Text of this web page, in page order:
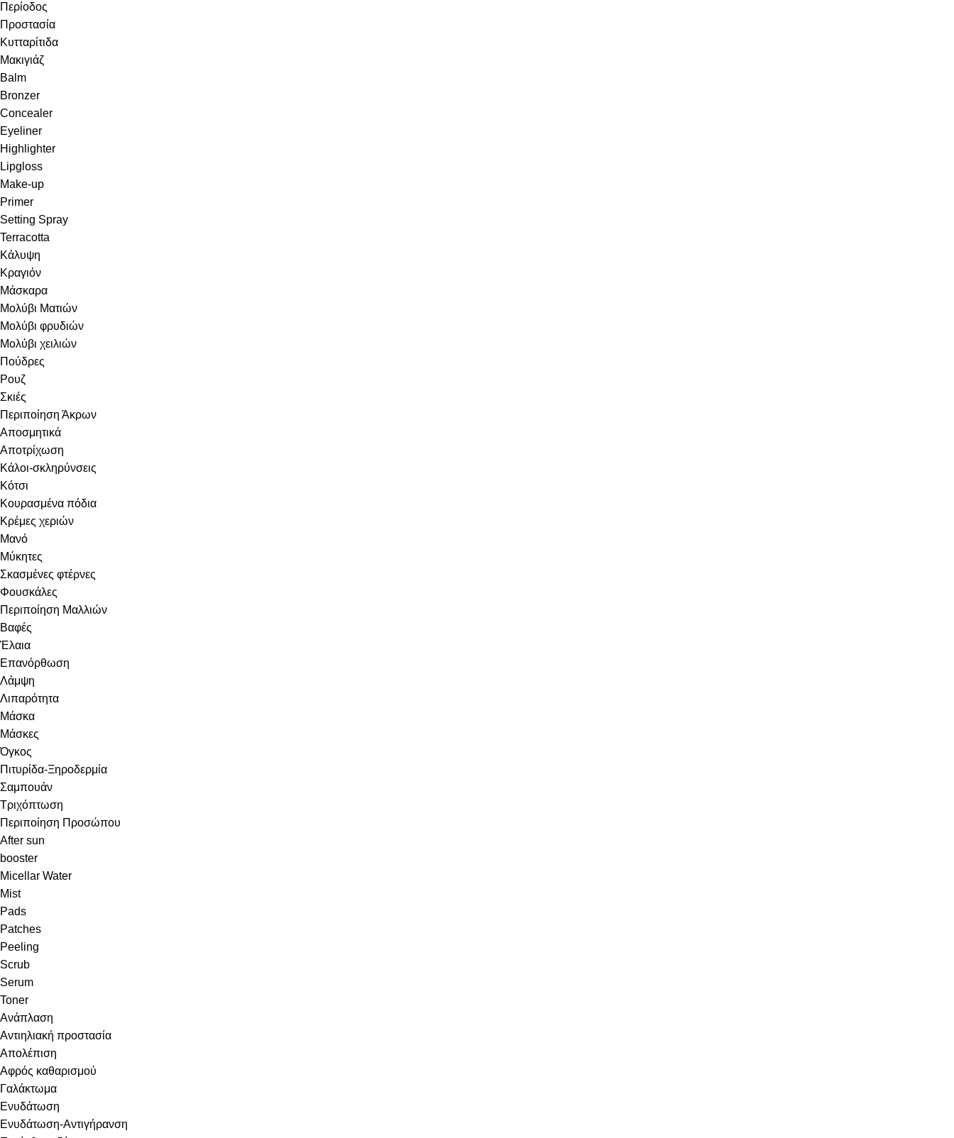
Περίοδος
Προστασία
Κυτταρίτιδα
Μακιγιάζ
Balm
Bronzer
Concealer
Eyeliner
Highlighter
Lipgloss
Make-up
Primer
Setting Spray
Terracotta
Κάλυψη
Κραγιόν
Μάσκαρα
Μολύβι Ματιών
Μολύβι φρυδιών
Μολύβι χειλιών
Πούδρες
Ρουζ
Σκιές
Περιποίηση Άκρων
Αποσμητικά
Αποτρίχωση
Κάλοι-σκληρύνσεις
Κότσι
Κουρασμένα πόδια
Κρέμες χεριών
Μανό
Μύκητες
Σκασμένες φτέρνες
Φουσκάλες
Περιποίηση Μαλλιών
Βαφές
Έλαια
Επανόρθωση
Λάμψη
Λιπαρότητα
Μάσκα
Μάσκες
Όγκος
Πιτυρίδα-Ξηροδερμία
Σαμπουάν
Τριχόπτωση
Περιποίηση Προσώπου
After sun
booster
Micellar Water
Mist
Pads
Patches
Peeling
Scrub
Serum
Toner
Ανάπλαση
Αντιηλιακή προστασία
Απολέπιση
Αφρός καθαρισμού
Γαλάκτωμα
Ενυδάτωση
Ενυδάτωση-Αντιγήρανση